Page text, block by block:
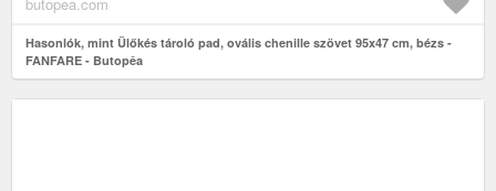
Hasonlók, mint Ülőkés tároló pad, ovális chenille szövet 95x47 cm, bézs -
FANFARE - Butopêa